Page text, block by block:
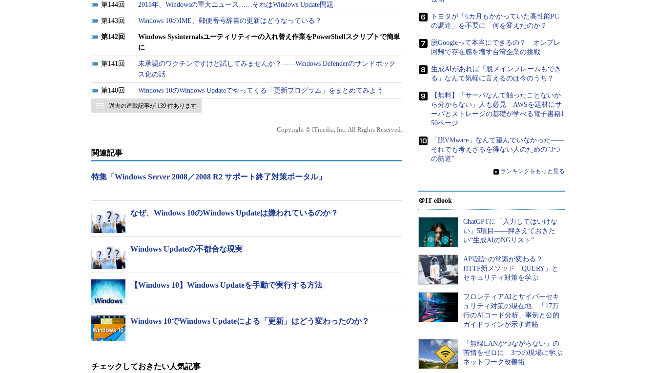
定によるWebからの直接実行を可能にする「Sysinternals Live」が提供されています。
このSysinternals Liveの「files」ディレクトリをブラウザで直接参照することで、更新バ
ージョンがあるかどうかを確認できることに気が付きました。
Sysinternals Live
「files」ディレクトリには、各ツールのZIP形式のファイルが配置されています。この
ZIPファイルの日付を確認することで、最近更新されたツールを見つけることができま
」が再作成されるため、このZIPファイルの日付
144 2018年、Windowsの重大ニュース……それはWindows Update問題
143 Windows 10のIME、郵便番号辞書の更新はどうなっている？
142
Windows Sysinternalsユーティリティーの入れ替え作業をPowerShellスクリプトで簡単
に
141
未承認のワクチンですけど試してみませんか？――Windows Defenderのサンドボック
ス化の話
140 Windows 10のWindows Updateでやってくる「更新プログラム」をまとめてみよう
過去の連載記事が 139 件あります
Copyright © ITmedia, Inc. All Rights Reserved.
関連記事
特集「Windows Server 2008／2008 R2 サポート終了対策ポータル」
なぜ、Windows 10のWindows Updateは嫌われているのか？
Windows Updateの不都合な現実
【Windows 10】Windows Updateを手動で実行する方法
Windows 10でWindows Updateによる「更新」はどう変わったのか？
チェックしておきたい人気記事
トヨタが「6カ月もかかっていた高性能PC
の調達」を不要に 何を変えたのか？
脱Googleって本当にできるの？ オンプレ
回帰で存在感を増す台湾企業の挑戦
生成AIがあれば「脱メインフレームもでき
る」なんて気軽に言えるのは今のうち？
【無料】「サーバなんて触ったことないか
ら分からない」人も必見 AWSを題材にサ
ーバとストレージの基礎が学べる電子書籍1
50ページ
「脱VMware」なんて望んでいなかった――
それでも考えざるを得ない人のための“3つ
の筋道”
» ランキングをもっと見る
＠IT eBook
ChatGPTに「入力してはいけな
い」5項目――押さえておきた
い“生成AIのNGリスト”
API設計の常識が変わる？
HTTP新メソッド「QUERY」と
セキュリティ対策を学ぶ
フロンティアAIとサイバーセキ
ュリティ対策の現在地 「17万
行のAIコード分析」事例と公的
ガイドラインが示す道筋
「無線LANがつながらない」の
苦情をゼロに 3つの現場に学ぶ
ネットワーク改善術